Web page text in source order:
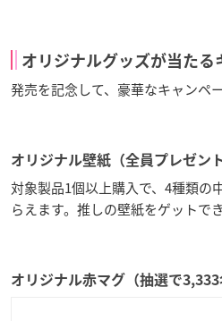
オリジナルグッズが当たる
発売を記念して、豪華なキャンペ
オリジナル壁紙（全員プレゼント
対象製品1個以上購入で、4種類の
らえます。推しの壁紙をゲットで
オリジナル赤マグ（抽選で3,333